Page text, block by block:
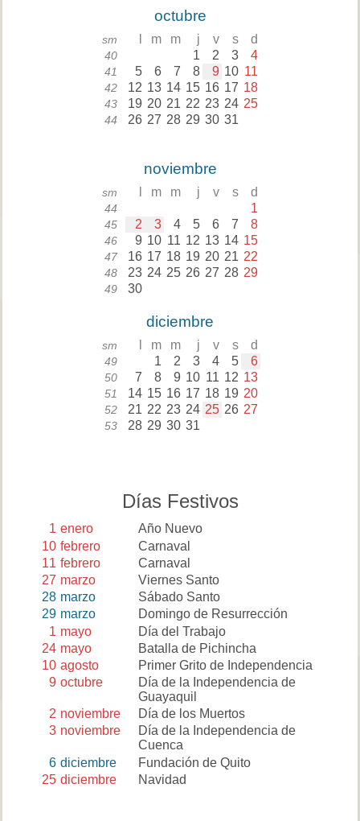
octubre
sm m m j v s d
40 1 2 3 4
41 5 6 7 8 9 10 11
42 12 13 14 15 16 17 18
43 19 20 21 22 23 24 25
44 26 27 28 29 30 31
noviembre
sm m m j v s d
44 1
45 2 3 4 5 6 7 8
46 9 10 11 12 13 14 15
47 16 17 18 19 20 21 22
48 23 24 25 26 27 28 29
49 30
diciembre
sm m m j v s d
49 1 2 3 4 5 6
50 7 8 9 10 11 12 13
51 14 15 16 17 18 19 20
52 21 22 23 24 25 26 27
53 28 29 30 31
Días Festivos
1 enero
Año Nuevo
10 febrero
Carnaval
11 febrero
Carnaval
27 marzo
Viernes Santo
28 marzo
Sábado Santo
29 marzo
Domingo de Resurrección
1 mayo
Día del Trabajo
24 mayo
Batalla de Pichincha
10 agosto
Primer Grito de Independencia
9 octubre
Día de la Independencia de
Guayaquil
2 noviembre
Día de los Muertos
3 noviembre
Día de la Independencia de
Cuenca
6 diciembre
Fundación de Quito
25 diciembre Navidad